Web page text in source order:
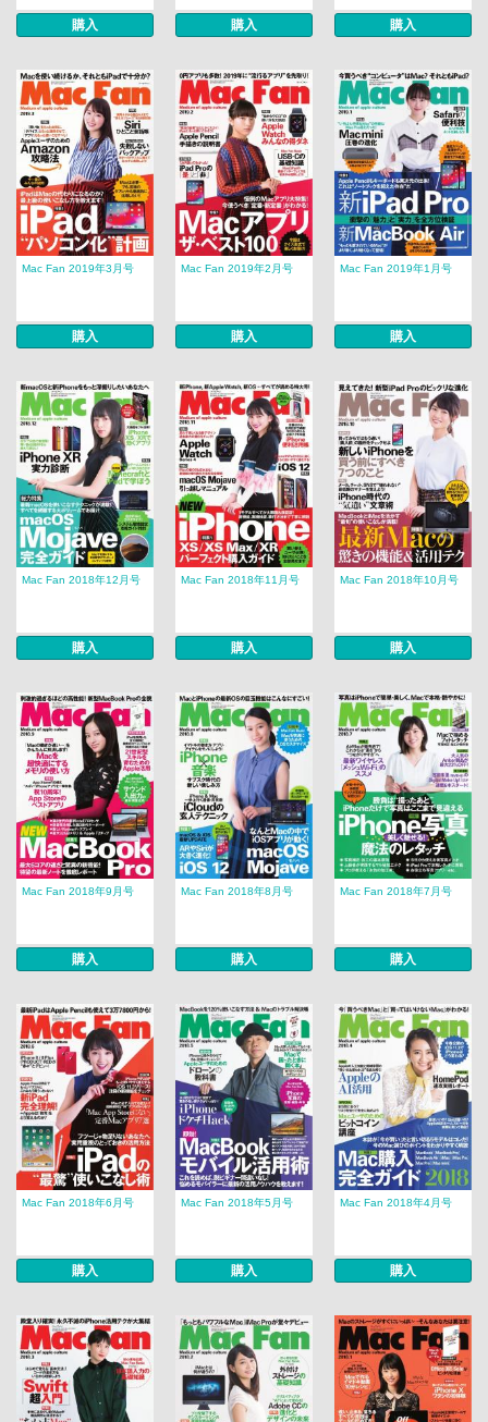
購入 購入 購入
Mac Fan 2019年3月号
購入
Mac Fan 2019年2月号
購入
Mac Fan 2019年1月号
購入
Mac Fan 2018年12月号
購入
Mac Fan 2018年11月号
購入
Mac Fan 2018年10月号
購入
Mac Fan 2018年9月号
購入
Mac Fan 2018年8月号
購入
Mac Fan 2018年7月号
購入
Mac Fan 2018年6月号
購入
Mac Fan 2018年5月号
購入
Mac Fan 2018年4月号
購入